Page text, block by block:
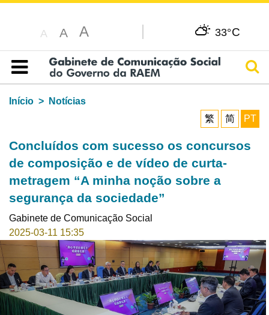
A A A 33°C
Índice
Início
Notícias
繁
简 PT
Concluídos com sucesso os concursos
de composição e de vídeo de curta-
metragem “A minha noção sobre a
segurança da sociedade”
Gabinete de Comunicação Social
2025-03-11 15:35